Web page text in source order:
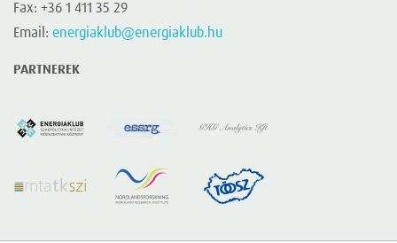
Fax: +36 1 411 35 29
Email: energiaklub@energiaklub.hu
PARTNEREK